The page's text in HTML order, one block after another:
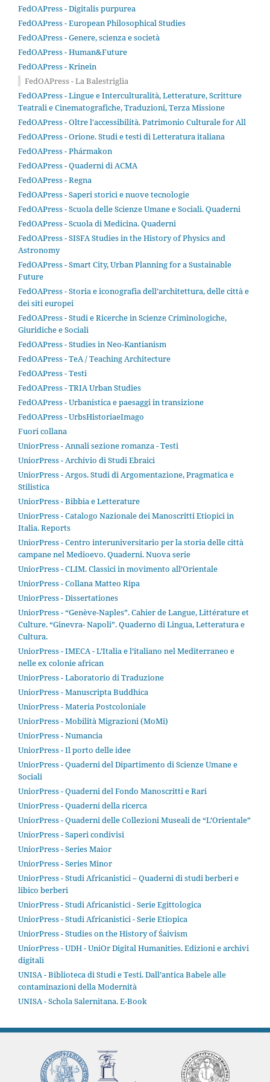
FedOAPress - Digitalis purpurea
FedOAPress - European Philosophical Studies
FedOAPress - Genere, scienza e società
FedOAPress - Human&Future
FedOAPress - Krinein
FedOAPress - La Balestriglia
FedOAPress - Lingue e Interculturalità, Letterature, Scritture
Teatrali e Cinematografiche, Traduzioni, Terza Missione
FedOAPress - Oltre l'accessibilità. Patrimonio Culturale for All
FedOAPress - Orione. Studi e testi di Letteratura italiana
FedOAPress - Phármakon
FedOAPress - Quaderni di ACMA
FedOAPress - Regna
FedOAPress - Saperi storici e nuove tecnologie
FedOAPress - Scuola delle Scienze Umane e Sociali. Quaderni
FedOAPress - Scuola di Medicina. Quaderni
FedOAPress - SISFA Studies in the History of Physics and
Astronomy
FedOAPress - Smart City, Urban Planning for a Sustainable
Future
FedOAPress - Storia e iconografia dell’architettura, delle città e
dei siti europei
FedOAPress - Studi e Ricerche in Scienze Criminologiche,
Giuridiche e Sociali
FedOAPress - Studies in Neo-Kantianism
FedOAPress - TeA / Teaching Architecture
FedOAPress - Testi
FedOAPress - TRIA Urban Studies
FedOAPress - Urbanistica e paesaggi in transizione
FedOAPress - UrbsHistoriaeImago
Fuori collana
UniorPress - Annali sezione romanza - Testi
UniorPress - Archivio di Studi Ebraici
UniorPress - Argos. Studi di Argomentazione, Pragmatica e
Stilistica
UniorPress - Bibbia e Letterature
UniorPress - Catalogo Nazionale dei Manoscritti Etiopici in
Italia. Reports
UniorPress - Centro interuniversitario per la storia delle città
campane nel Medioevo. Quaderni. Nuova serie
UniorPress - CLIM. Classici in movimento all’Orientale
UniorPress - Collana Matteo Ripa
UniorPress - Dissertationes
UniorPress - “Genève-Naples”. Cahier de Langue, Littérature et
Culture. “Ginevra- Napoli”. Quaderno di Lingua, Letteratura e
Cultura.
UniorPress - IMECA - L’Italia e l’italiano nel Mediterraneo e
nelle ex colonie african
UniorPress - Laboratorio di Traduzione
UniorPress - Manuscripta Buddhica
UniorPress - Materia Postcoloniale
UniorPress - Mobilità Migrazioni (MoMi)
UniorPress - Numancia
UniorPress - Il porto delle idee
UniorPress - Quaderni del Dipartimento di Scienze Umane e
Sociali
UniorPress - Quaderni del Fondo Manoscritti e Rari
UniorPress - Quaderni della ricerca
UniorPress - Quaderni delle Collezioni Museali de “L’Orientale”
UniorPress - Saperi condivisi
UniorPress - Series Maior
UniorPress - Series Minor
UniorPress - Studi Africanistici – Quaderni di studi berberi e
libico berberi
UniorPress - Studi Africanistici - Serie Egittologica
UniorPress - Studi Africanistici - Serie Etiopica
UniorPress - Studies on the History of Śaivism
UniorPress - UDH - UniOr Digital Humanities. Edizioni e archivi
digitali
UNISA - Biblioteca di Studi e Testi. Dall’antica Babele alle
contaminazioni della Modernità
UNISA - Schola Salernitana. E-Book